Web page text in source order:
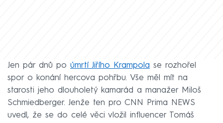
Jen pár dnů po úmrtí Jiřího Krampola se rozhořel
spor o konání hercova pohřbu. Vše měl mít na
starosti jeho dlouholetý kamarád a manažer Miloš
Schmiedberger. Jenže ten pro CNN Prima NEWS
uvedl, že se do celé věci vložil influencer Tomáš